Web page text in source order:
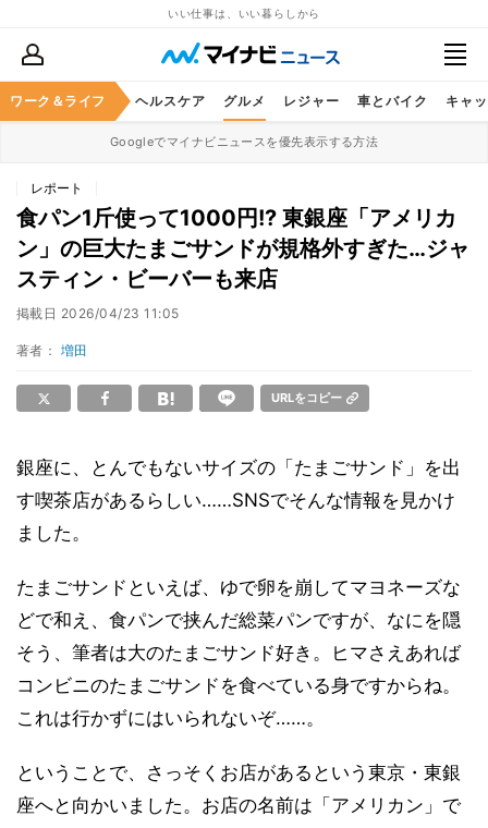
いい仕事は、いい暮らしから
ワーク＆ライフ
マネー 暮らし ヘルスケア グルメ レジャー 車とバイク キャ
Googleでマイナビニュースを優先表示する方法
レポート
食パン1斤使って1000円!? 東銀座「アメリカ
ン」の巨大たまごサンドが規格外すぎた…ジャ
スティン・ビーバーも来店
掲載日 2026/04/23 11:05
著者： 増田
URLをコピー
銀座に、とんでもないサイズの「たまごサンド」を出
す喫茶店があるらしい……SNSでそんな情報を見かけ
ました。
たまごサンドといえば、ゆで卵を崩してマヨネーズな
どで和え、食パンで挟んだ総菜パンですが、なにを隠
そう、筆者は大のたまごサンド好き。ヒマさえあれば
コンビニのたまごサンドを食べている身ですからね。
これは行かずにはいられないぞ……。
ということで、さっそくお店があるという東京・東銀
座へと向かいました。お店の名前は「アメリカン」で